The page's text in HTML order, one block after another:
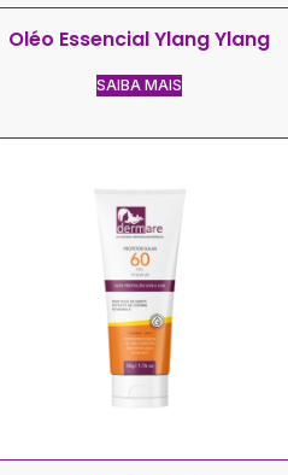
Oléo Essencial Ylang Ylang
SAIBA MAIS